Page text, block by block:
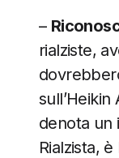
–
rialziste,
denota un
Rialzista,